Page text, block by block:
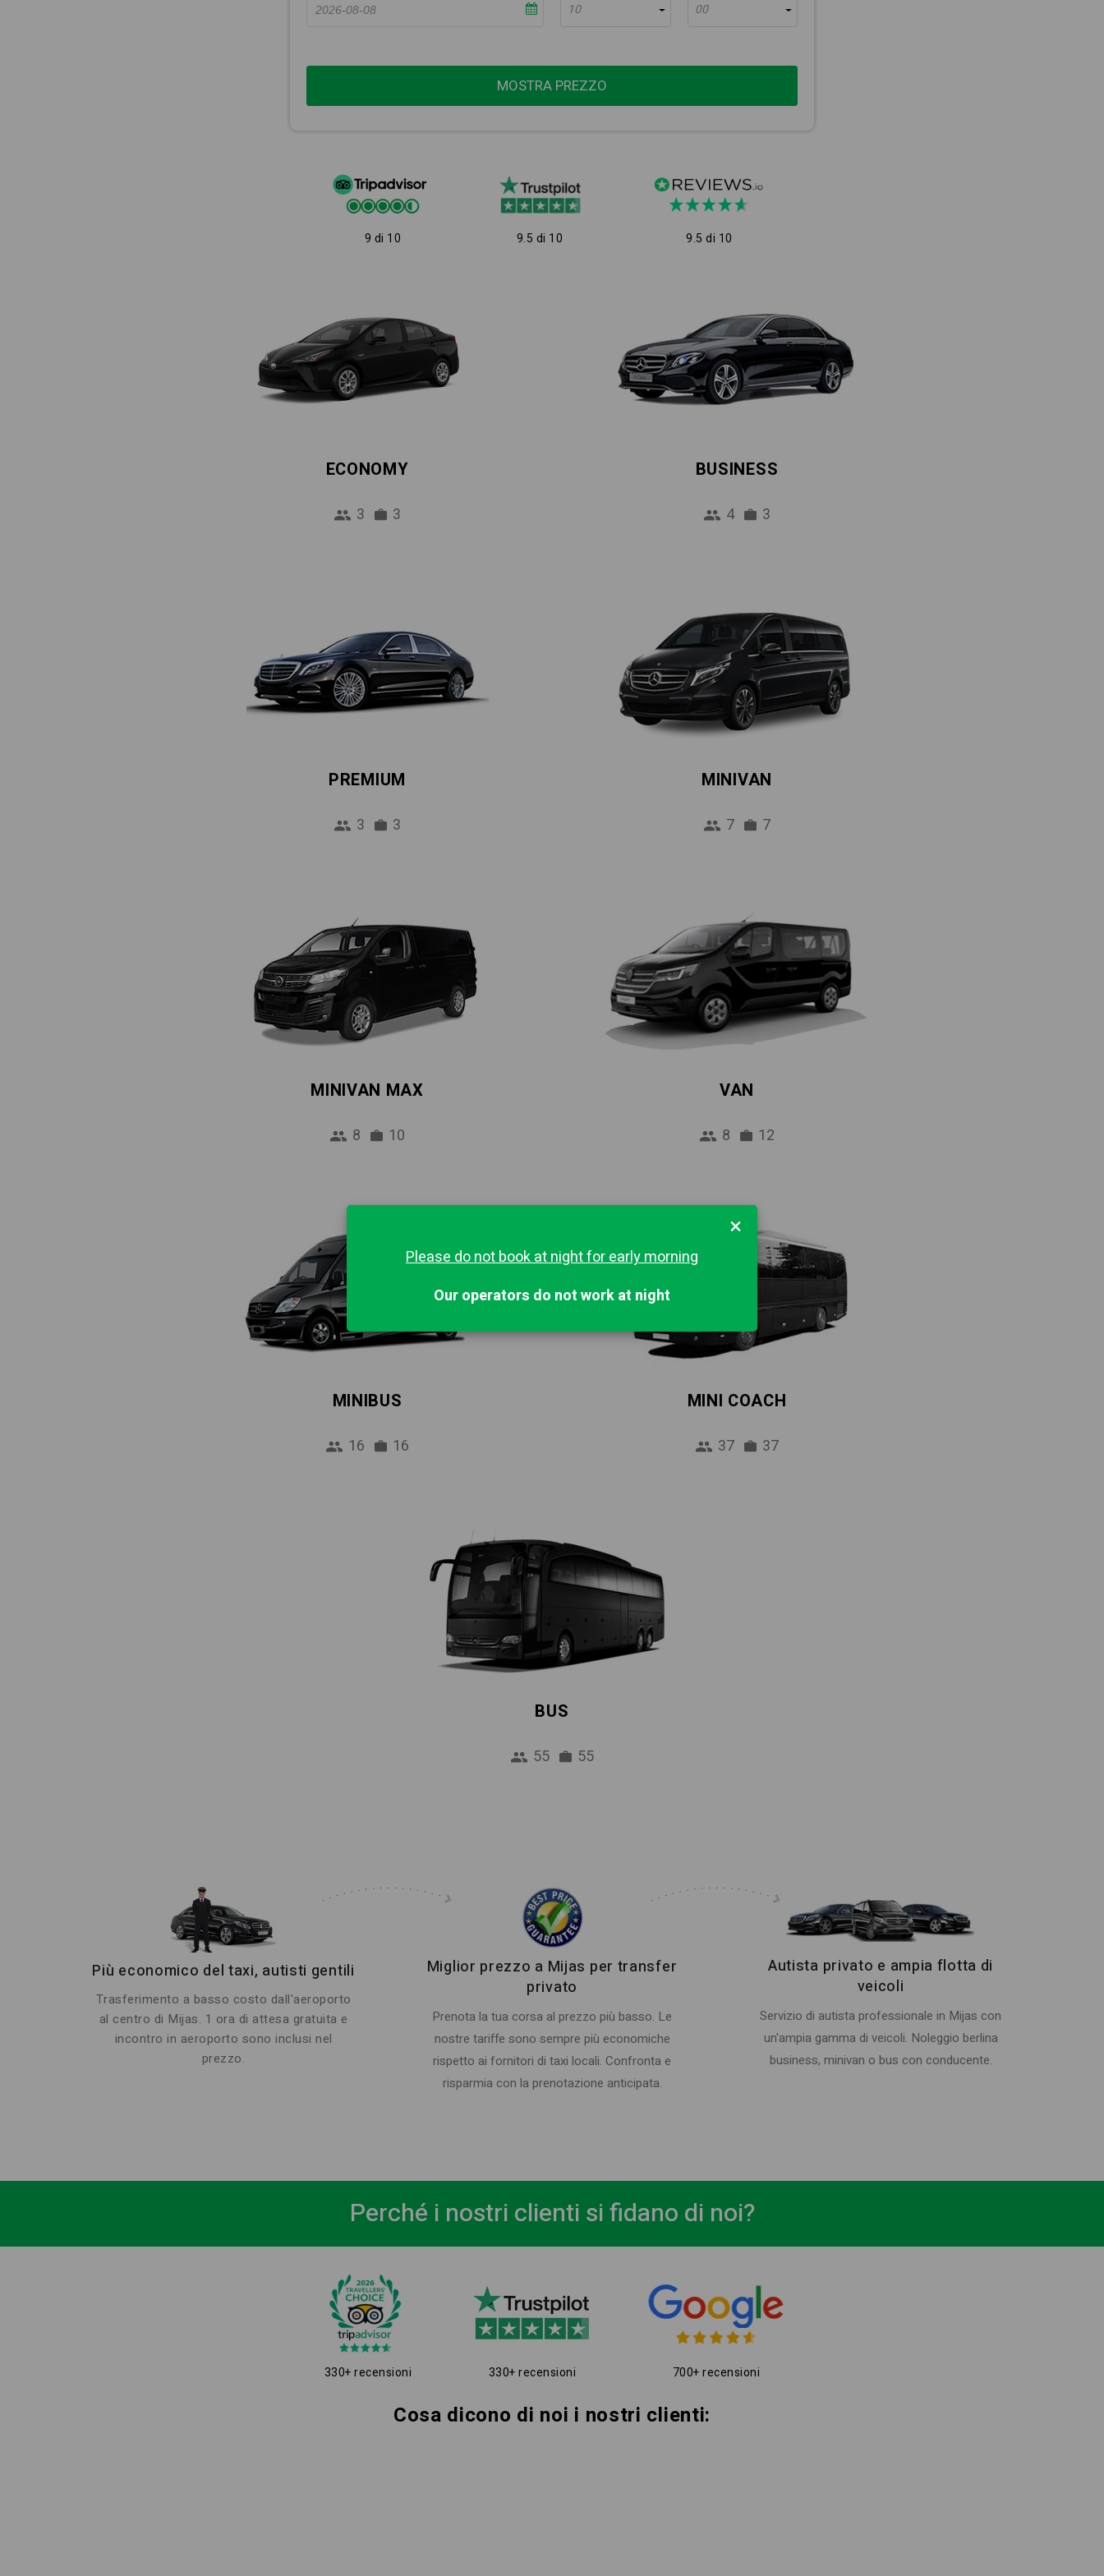
10
00
MOSTRA PREZZO
9 di 10 9.5 di 10 9.5 di 10
ECONOMY
3 3
BUSINESS
4 3
PREMIUM
3 3
MINIVAN
7 7
MINIVAN MAX
8 10
VAN
8 12
MINIBUS
16 16
MINI COACH
37 37
BUS
55 55
Più economico del taxi, autisti gentili
Trasferimento a basso costo dall'aeroporto
al centro di Mijas. 1 ora di attesa gratuita e
incontro in aeroporto sono inclusi nel
prezzo.
Miglior prezzo a Mijas per transfer
privato
Prenota la tua corsa al prezzo più basso. Le
nostre tariffe sono sempre più economiche
rispetto ai fornitori di taxi locali. Confronta e
risparmia con la prenotazione anticipata.
Autista privato e ampia flotta di
veicoli
Servizio di autista professionale in Mijas con
un'ampia gamma di veicoli. Noleggio berlina
business, minivan o bus con conducente.
Perché i nostri clienti si fidano di noi?
330+ recensioni 330+ recensioni 700+ recensioni
Cosa dicono di noi i nostri clienti:
×
Please do not book at night for early morning
Our operators do not work at night